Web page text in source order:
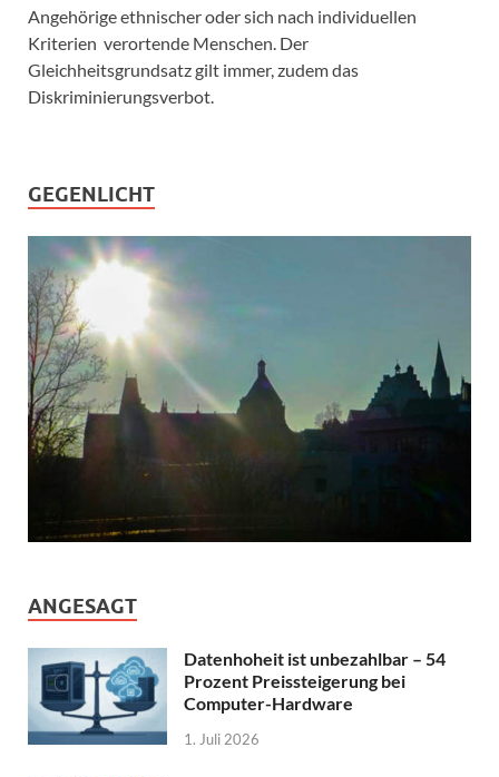
Angehörige ethnischer oder sich nach individuellen
Kriterien verortende Menschen. Der
Gleichheitsgrundsatz gilt immer, zudem das
Diskriminierungsverbot.
GEGENLICHT
ANGESAGT
Datenhoheit ist unbezahlbar – 54
Prozent Preissteigerung bei
Computer-Hardware
1. Juli 2026